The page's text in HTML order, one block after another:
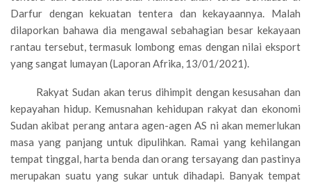
Darfur dengan kekuatan tentera dan kekayaannya. Malah
dilaporkan bahawa dia mengawal sebahagian besar kekayaan
rantau tersebut, termasuk lombong emas dengan nilai eksport
yang sangat lumayan (Laporan Afrika, 13/01/2021).
Rakyat Sudan akan terus dihimpit dengan kesusahan dan
kepayahan hidup. Kemusnahan kehidupan rakyat dan ekonomi
Sudan akibat perang antara agen-agen AS ni akan memerlukan
masa yang panjang untuk dipulihkan. Ramai yang kehilangan
tempat tinggal, harta benda dan orang tersayang dan pastinya
merupakan suatu yang sukar untuk dihadapi. Banyak tempat